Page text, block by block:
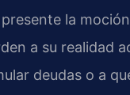
la
a su realidad
deudas o a